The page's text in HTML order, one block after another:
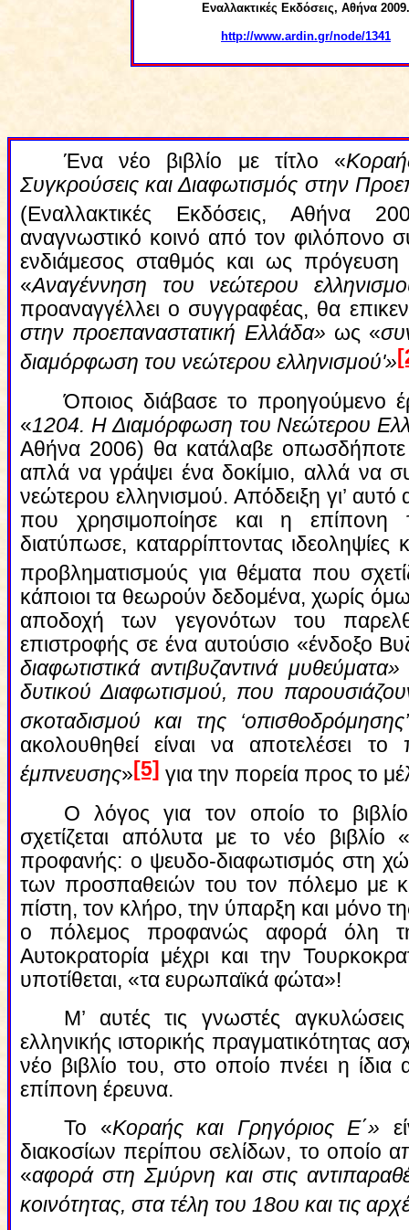
Eναλλακτικές Eκδόσεις, Αθήνα 2009.
http://www.ardin.gr/node/1341
Ένα νέο βιβλίο με τίτλο «
Συγκρούσεις και Διαφωτισμός στην
(Eναλλακτικές Eκδόσεις, Αθήνα
αναγνωστικό κοινό από τον φιλόπονο
ενδιάμεσος σταθμός και ως πρόγευση
«Αναγέννηση του νεώτερου
προαναγγέλλει ο συγγραφέας, θα
στην προεπαναστατική Ελλάδα» ως «
διαμόρφωση του νεώτερου ελληνισμού'»
Όποιος διάβασε το προηγούμενο
«1204. Η Διαμόρφωση του Nεώτερου
Αθήνα 2006) θα κατάλαβε οπωσδήποτε
απλά να γράψει ένα δοκίμιο, αλλά να
νεώτερου ελληνισμού. Απόδειξη γι’ αυτό
που χρησιμοποίησε και η
διατύπωσε, καταρρίπτοντας ιδεοληψίες
προβληματισμούς για θέματα που
κάποιοι τα θεωρούν δεδομένα, χωρίς
αποδοχή των γεγονότων του
επιστροφής σε ένα αυτούσιο «ένδοξο
διαφωτιστικά αντιβυζαντινά
δυτικού Διαφωτισμού, που
σκοταδισμού και της ‘οπισθοδρόμησης’
ακολουθηθεί είναι να αποτελέσει
έμπνευσης» [5] για την πορεία προς το
Ο λόγος για τον οποίο το
σχετίζεται απόλυτα με το νέο βιβλίο
προφανής: ο ψευδο-διαφωτισμός στη
των προσπαθειών του τον πόλεμο με
πίστη, τον κλήρο, την ύπαρξη και μόνο
ο πόλεμος προφανώς αφορά όλη
Αυτοκρατορία μέχρι και την
υποτίθεται, «τα ευρωπαϊκά φώτα»!
Μ’ αυτές τις γνωστές
ελληνικής ιστορικής πραγματικότητας
νέο βιβλίο του, στο οποίο πνέει η ίδια
επίπονη έρευνα.
Το «Κοραής και Γρηγόριος Ε΄»
διακοσίων περίπου σελίδων, το οποίο
«αφορά στη Σμύρνη και στις
κοινότητας, στα τέλη του 18ου και τις